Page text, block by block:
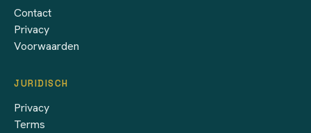
Contact
Privacy
Voorwaarden
JURIDISCH
Privacy
Terms